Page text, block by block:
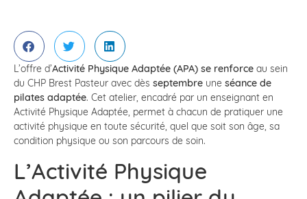
L’offre d’Activité Physique Adaptée (APA) se renforce au sein
du CHP Brest Pasteur avec dès septembre une séance de
pilates adaptée. Cet atelier, encadré par un enseignant en
Activité Physique Adaptée, permet à chacun de pratiquer une
activité physique en toute sécurité, quel que soit son âge, sa
condition physique ou son parcours de soin.
L’Activité Physique